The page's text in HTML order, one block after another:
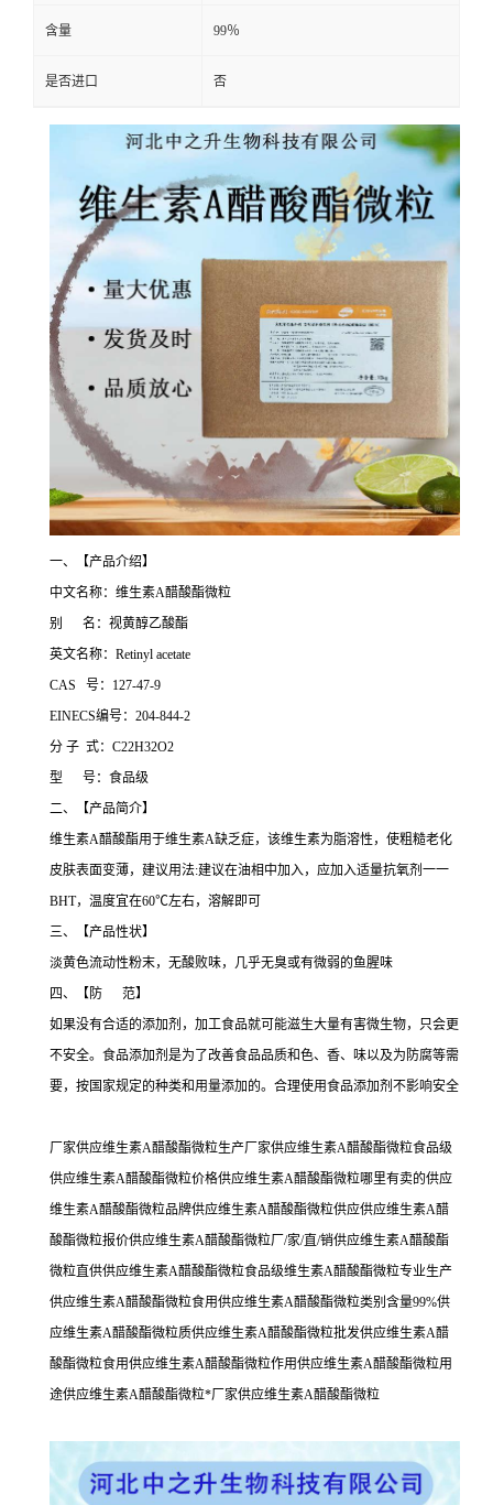
含量 99％
是否进口 否
一、【产品介绍】
中文名称：维生素A醋酸酯微粒
别 名：视黄醇乙酸酯
英文名称：Retinyl acetate
CAS 号：127-47-9
EINECS编号：204-844-2
分 子 式：C22H32O2
型 号：食品级
二、【产品简介】
维生素A醋酸酯用于维生素A缺乏症，该维生素为脂溶性，使粗糙老化
皮肤表面变薄，建议用法:建议在油相中加入，应加入适量抗氧剂一一
BHT，温度宜在60℃左右，溶解即可
三、【产品性状】
淡黄色流动性粉末，无酸败味，几乎无臭或有微弱的鱼腥味
四、【防 范】
如果没有合适的添加剂，加工食品就可能滋生大量有害微生物，只会更
不安全。食品添加剂是为了改善食品品质和色、香、味以及为防腐等需
要，按国家规定的种类和用量添加的。合理使用食品添加剂不影响安全
厂家供应维生素A醋酸酯微粒生产厂家供应维生素A醋酸酯微粒食品级
供应维生素A醋酸酯微粒价格供应维生素A醋酸酯微粒哪里有卖的供应
维生素A醋酸酯微粒品牌供应维生素A醋酸酯微粒供应供应维生素A醋
酸酯微粒报价供应维生素A醋酸酯微粒厂/家/直/销供应维生素A醋酸酯
微粒直供供应维生素A醋酸酯微粒食品级维生素A醋酸酯微粒专业生产
供应维生素A醋酸酯微粒食用供应维生素A醋酸酯微粒类别含量99%供
应维生素A醋酸酯微粒质供应维生素A醋酸酯微粒批发供应维生素A醋
酸酯微粒食用供应维生素A醋酸酯微粒作用供应维生素A醋酸酯微粒用
途供应维生素A醋酸酯微粒*厂家供应维生素A醋酸酯微粒